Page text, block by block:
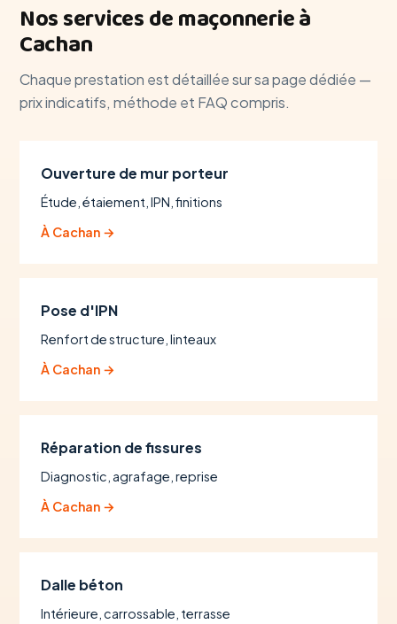
Nos services de maçonnerie à
Cachan
Chaque prestation est détaillée sur sa page dédiée —
prix indicatifs, méthode et FAQ compris.
Ouverture de mur porteur
Étude, étaiement, IPN, finitions
À Cachan →
Pose d'IPN
Renfort de structure, linteaux
À Cachan →
Réparation de fissures
Diagnostic, agrafage, reprise
À Cachan →
Dalle béton
Intérieure, carrossable, terrasse